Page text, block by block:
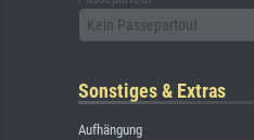
Kein Passepartout
Sonstiges & Extras
Aufhängung